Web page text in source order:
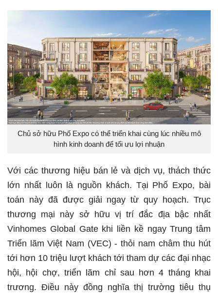
Chủ sở hữu Phố Expo có thể triển khai cùng lúc nhiều mô
hình kinh doanh để tối ưu lợi nhuận
Với các thương hiệu bán lẻ và dịch vụ, thách thức
lớn nhất luôn là nguồn khách. Tại Phố Expo, bài
toán này đã được giải ngay từ quy hoạch. Trục
thương mại này sở hữu vị trí đắc địa bậc nhất
Vinhomes Global Gate khi liền kề ngay Trung tâm
Triển lãm Việt Nam (VEC) - thỏi nam châm thu hút
tới hơn 10 triệu lượt khách tới tham dự các đại nhạc
hội, hội chợ, triển lãm chỉ sau hơn 4 tháng khai
trương. Điều này đồng nghĩa thị trường tiêu thụ